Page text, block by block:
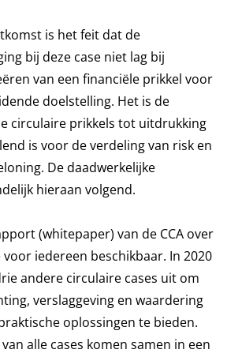
is het feit dat de
bij deze case niet lag bij
van een financiële prikkel voor
doelstelling. Het is de
circulaire prikkels tot uitdrukking
is voor de verdeling van risk en
De daadwerkelijke
hieraan volgend.
(whitepaper) van de CCA over
iedereen beschikbaar. In 2020
andere circulaire cases uit om
verslaggeving en waardering
oplossingen te bieden.
alle cases komen samen in een